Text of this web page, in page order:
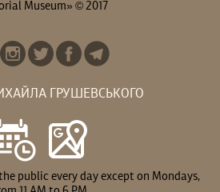
Museum» © 2017
ГРУШЕВСЬКОГО
public every day except on Mondays,